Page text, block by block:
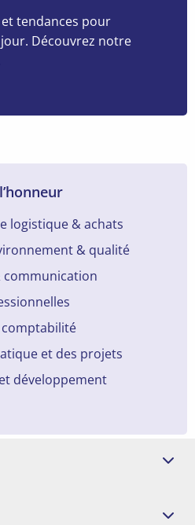
tendances pour
Découvrez notre
logistique & achats
& qualité
communication
comptabilité
et des projets
développement